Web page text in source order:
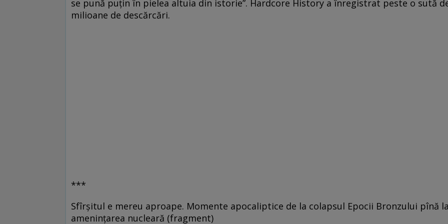
se pună puţin în pielea altuia din istorie”. Hardcore History a înregistrat peste o sută
milioane de descărcări.
***
Sfîrșitul e mereu aproape. Momente apocaliptice de la colapsul Epocii Bronzului pînă
amenințarea nucleară (fragment)